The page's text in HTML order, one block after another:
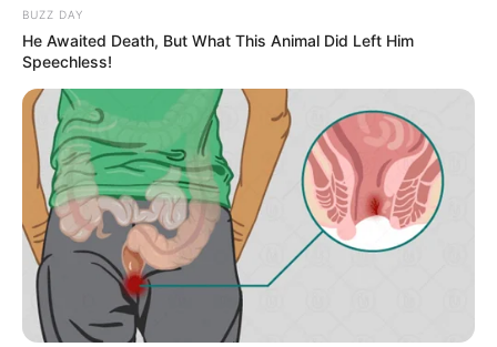
BUZZ DAY
He Awaited Death, But What This Animal Did Left Him
Speechless!